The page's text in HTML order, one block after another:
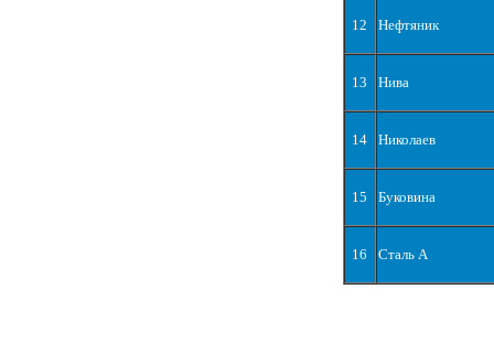
12 Нефтяник
13 Нива
14 Николаев
15 Буковина
16 Сталь А